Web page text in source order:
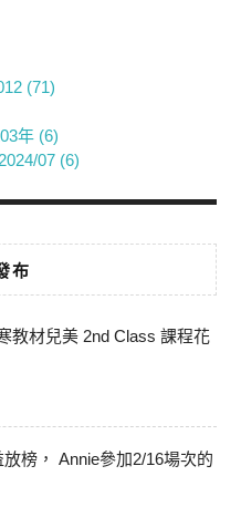
(71)
年 (6)
07 (6)
布
教材兒美 2nd Class 課程花
放榜， Annie參加2/16場次的